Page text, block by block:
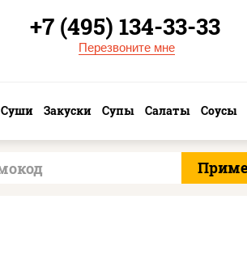
+7 (495) 134-33-33
Перезвоните мне
Суши Закуски Супы Салаты Соусы